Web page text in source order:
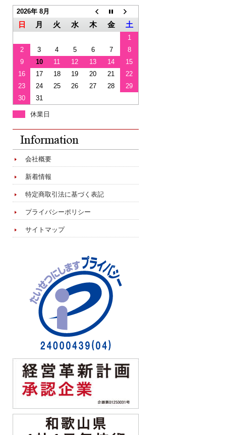
2026年 8月
日 月 火 水 木 金 土
1
2
3 4 5 6 7
8
9
10 11 12 13 14
15
16
17 18 19 20 21
22
23
24 25 26 27 28
29
30
31
休業日
会社概要
新着情報
特定商取引法に基づく表記
プライバシーポリシー
サイトマップ